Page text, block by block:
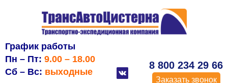
График работы
Пн – Пт: 9.00 – 18.00
Сб – Вс: выходные
8 800 234 29 66
Заказать звонок